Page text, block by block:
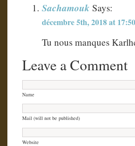
Sachamouk Says:
décembre 5th, 2018 at 17:50
Tu nous manques
Leave a Comment
Name
Mail (will not be published)
Website